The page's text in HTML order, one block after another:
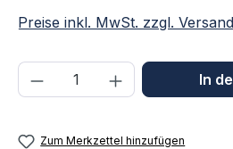
Preise inkl. MwSt. zzgl.
Produkt Anzahl: Gib
In
Zum Merkzettel hinzufügen